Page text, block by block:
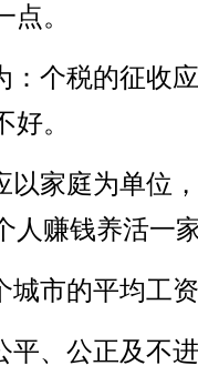
。
税的征收应
好。
庭为单位，
人赚钱养活一
的平均工资
公正及不进